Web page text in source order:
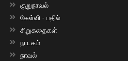
குறுநாவல்
கேள்வி - பதில்
சிறுகதைகள்
நாடகம்
நாவல்